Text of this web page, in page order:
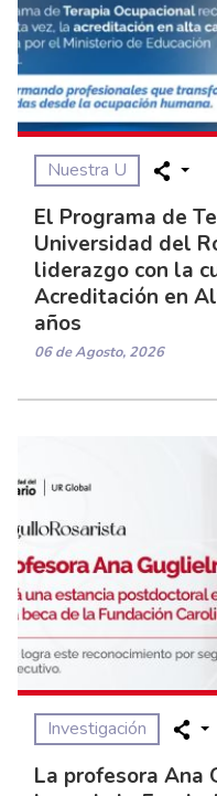
Nuestra U
El Programa de
Universidad del
liderazgo con la
Acreditación en
años
06 de Agosto, 2026
Investigación
La profesora Ana